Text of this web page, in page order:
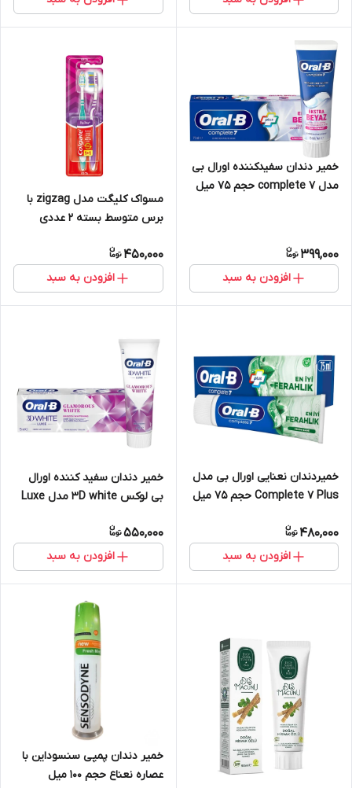
خمیر دندان سفیدکننده اورال بی
مدل complete 7 حجم 75 میل
399,000
افزودن به سبد
مسواک کلیگت مدل zigzag با
برس متوسط بسته 2 عددی
450,000
افزودن به سبد
خمیردندان نعنایی اورال بی مدل
Complete 7 Plus حجم 75 میل
480,000
افزودن به سبد
خمیر دندان سفید کننده اورال
بی لوکس‌ 3D white مدل Luxe
550,000
افزودن به سبد
خمیر دندان پمپی سنسوداین با
عصاره نعناع حجم 100 میل